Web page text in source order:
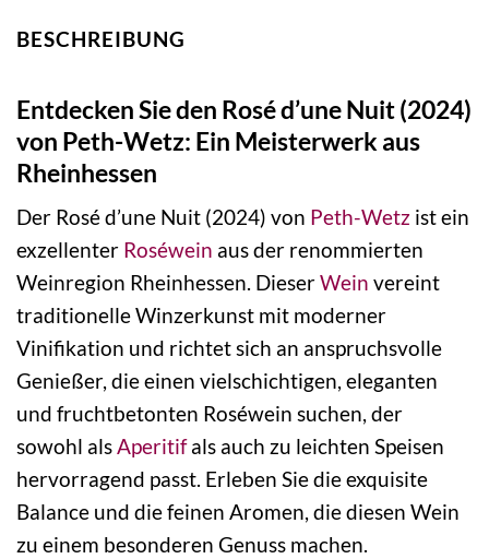
BESCHREIBUNG
Entdecken Sie den Rosé d’une Nuit (2024)
von Peth-Wetz: Ein Meisterwerk aus
Rheinhessen
Der Rosé d’une Nuit (2024) von Peth-Wetz ist ein
exzellenter Roséwein aus der renommierten
Weinregion Rheinhessen. DieserWein vereint
traditionelle Winzerkunst mit moderner
Vinifikation und richtet sich an anspruchsvolle
Genießer, die einen vielschichtigen, eleganten
und fruchtbetonten Roséwein suchen, der
sowohl alsAperitifals auch zu leichten Speisen
hervorragend passt. Erleben Sie die exquisite
Balance und die feinen Aromen, die diesen Wein
zu einem besonderen Genuss machen.